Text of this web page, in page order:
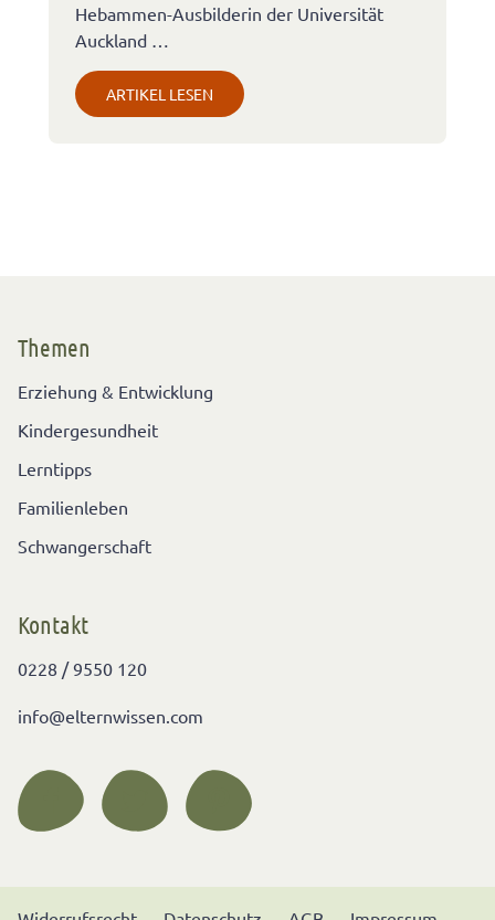
Hebammen-Ausbilderin der Universität
Auckland …
ARTIKEL LESEN
Themen
Erziehung & Entwicklung
Kindergesundheit
Lerntipps
Familienleben
Schwangerschaft
Kontakt
0228 / 9550 120
info@elternwissen.com